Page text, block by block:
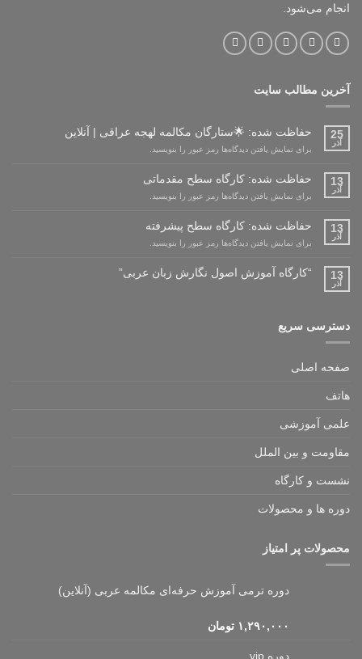
انجام می‌شود.
آخرین مطالب سایت
25
آذر
حفاظت شده: 🌟ستارگان مکالمه لهجه عراقی | آنلاین
برای نمایش یافتن دیدگاه‌ها رمز عبور را بنویسید.
13
آذر
حفاظت شده: کارگاه سطح مقدماتی
برای نمایش یافتن دیدگاه‌ها رمز عبور را بنویسید.
13
آذر
حفاظت شده: کارگاه سطح پیشرفته
برای نمایش یافتن دیدگاه‌ها رمز عبور را بنویسید.
13
آذر
“کارگاه آموزش اصول نگارش زبان عربی”
دسترسی سریع
صفحه اصلی
هاتف
علمی آموزشی
مقاومت و بین الملل
نشست و کارگاه
دوره ها و محصولات
محصولات پر امتیاز
دوره ترمی آموزش حرفه‌ای مکالمه عربی (آنلاین)
۱,۲۹۰,۰۰۰ تومان
دوره vip